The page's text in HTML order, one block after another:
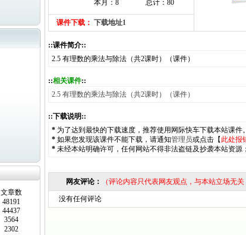
文章数
48191
44437
3564
2302
本月：8
总计：80
课件下载： 下载地址1
::课件简介::
2.5 有理数的乘法与除法（共2课时）（课件）
::相关课件::
2.5 有理数的乘法与除法（共2课时）（课件）
::下载说明::
* 为了达到最快的下载速度，推荐使用网际快车下载本站课件。
* 如果您发现该课件不能下载，请通知管理员或点击【 此处报
* 未经本站明确许可，任何网站不得非法盗链及抄袭本站资源
网友评论： （评论内容只代表网友观点，与本站立场无关
没有任何评论